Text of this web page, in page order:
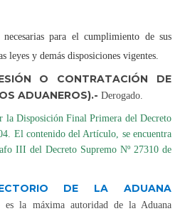
para el cumplimiento de sus
leyes y demás disposiciones vigentes.
O CONTRATACIÓN DE
ADUANEROS).- Derogado
la Disposición Final Primera del Decreto
El contenido del Artículo, se encuentra
III del Decreto Supremo Nº 27310 de
DE LA ADUANA
la máxima autoridad de la Aduana